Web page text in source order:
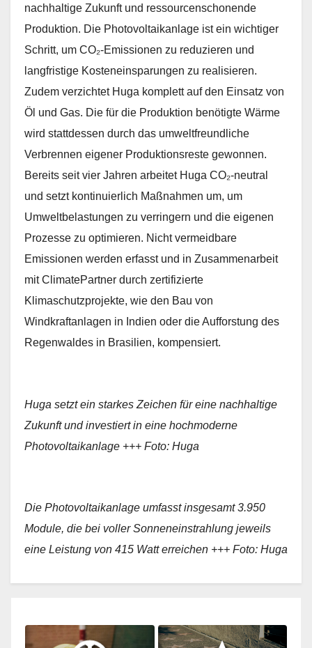
nachhaltige Zukunft und ressourcenschonende
Produktion. Die Photovoltaikanlage ist ein wichtiger
Schritt, um CO₂-Emissionen zu reduzieren und
langfristige Kosteneinsparungen zu realisieren.
Zudem verzichtet Huga komplett auf den Einsatz von
Öl und Gas. Die für die Produktion benötigte Wärme
wird stattdessen durch das umweltfreundliche
Verbrennen eigener Produktionsreste gewonnen.
Bereits seit vier Jahren arbeitet Huga CO₂-neutral
und setzt kontinuierlich Maßnahmen um, um
Umweltbelastungen zu verringern und die eigenen
Prozesse zu optimieren. Nicht vermeidbare
Emissionen werden erfasst und in Zusammenarbeit
mit ClimatePartner durch zertifizierte
Klimaschutzprojekte, wie den Bau von
Windkraftanlagen in Indien oder die Aufforstung des
Regenwaldes in Brasilien, kompensiert.
Huga setzt ein starkes Zeichen für eine nachhaltige
Zukunft und investiert in eine hochmoderne
Photovoltaikanlage +++ Foto: Huga
Die Photovoltaikanlage umfasst insgesamt 3.950
Module, die bei voller Sonneneinstrahlung jeweils
eine Leistung von 415 Watt erreichen +++ Foto: Huga